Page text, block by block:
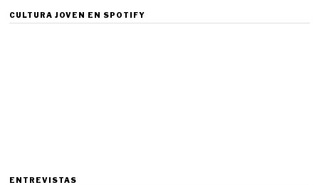
CULTURA JOVEN EN SPOTIFY
ENTREVISTAS